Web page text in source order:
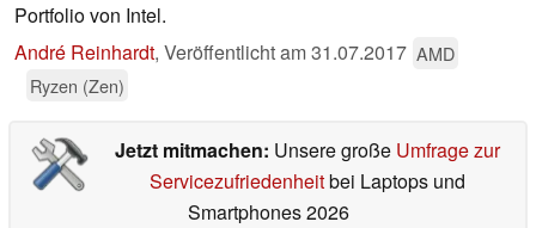
Portfolio von Intel.
André Reinhardt, Veröffentlicht am31.07.2017 AMD
Ryzen (Zen)
Jetzt mitmachen: Unsere große Umfrage zur
Servicezufriedenheitbei Laptops und
Smartphones 2026